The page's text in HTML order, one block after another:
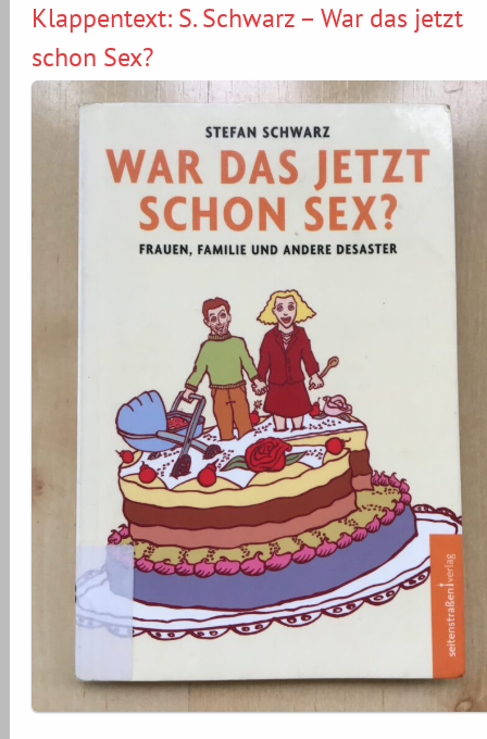
Klappentext: S. Schwarz – War das jetzt
schon Sex?